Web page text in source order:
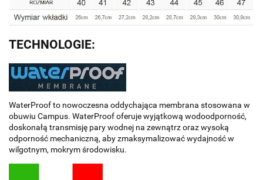
TECHNOLOGIE:
WaterProof to nowoczesna oddychająca membrana stosowana w
obuwiu Campus. WaterProof oferuje wyjątkową wodoodporność,
doskonałą transmisję pary wodnej na zewnątrz oraz wysoką
odporność mechaniczną, aby zmaksymalizować wydajność w
wilgotnym, mokrym środowisku.